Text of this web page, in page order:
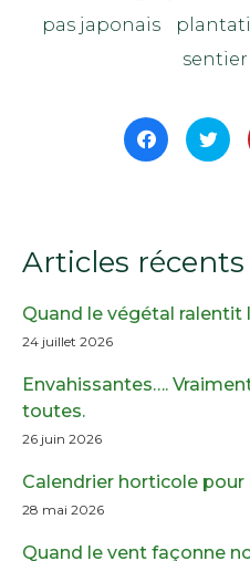
pas japonais
Click
to
share
window)
Click
to
Articles récents
Quand le végétal ralentit
24 juillet 2026
Envahissantes….
toutes.
26 juin 2026
Calendrier horticole pour
28 mai 2026
Quand le vent façonne